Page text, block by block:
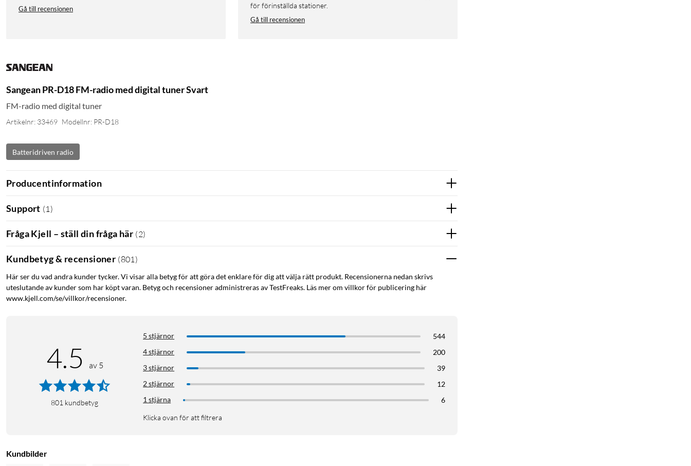
Gå till recensionen
för förinställda stationer.
Gå till recensionen
Sangean PR-D18 FM-radio med digital tuner Svart
FM-radio med digital tuner
Artikelnr: 33469 Modellnr: PR-D18
Batteridriven radio
Producentinformation
Support (1 )
Fråga Kjell – ställ din fråga här (2)
Kundbetyg & recensioner (801 )
Här ser du vad andra kunder tycker. Vi visar alla betyg för att göra det enklare för dig att välja rätt produkt. Recensionerna nedan skrivs
uteslutande av kunder som har köpt varan. Betyg och recensioner administreras av TestFreaks. Läs mer om villkor för publicering här
www.kjell.com/se/villkor/recensioner.
4.5 av 5
801 kundbetyg
5 stjärnor
544
4 stjärnor
200
3 stjärnor
39
2 stjärnor
12
1 stjärna
6
Klicka ovan för att filtrera
Kundbilder